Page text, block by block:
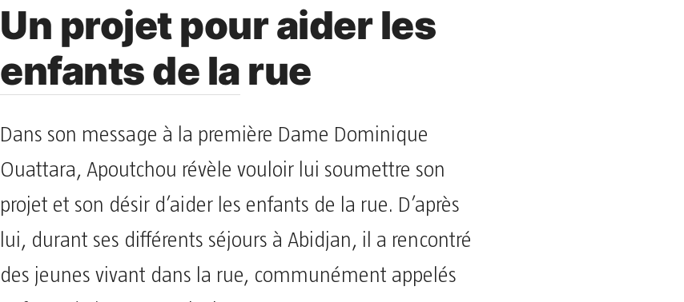
Un projet pour aider les
enfants de la rue
Dans son message à la première Dame Dominique
Ouattara, Apoutchou révèle vouloir lui soumettre son
projet et son désir d’aider les enfants de la rue. D’après
lui, durant ses différents séjours à Abidjan, il a rencontré
des jeunes vivant dans la rue, communément appelés